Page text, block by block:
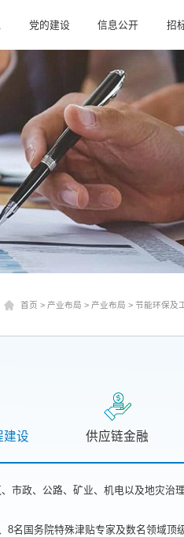
党的建设 信息公开 招
首页 > 产业布局 > 产业布局 >节能环保及
建设 供应链金融
市政、公路、矿业、机电以及地灾治
8名国务院特殊津贴专家及数名领域顶